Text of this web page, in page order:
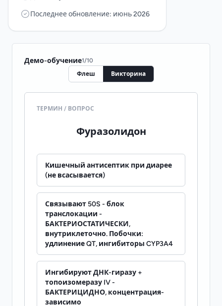
Последнее обновление: июнь 2026
Демо-обучение1/10
Флеш Викторина
ТЕРМИН / ВОПРОС
Фуразолидон
Кишечный антисептик при диарее
(не всасывается)
Связывают 50S - блок
транслокации -
БАКТЕРИОСТАТИЧЕСКИ,
внутриклеточно. Побочки:
удлинение QT, ингибиторы CYP3A4
Ингибируют ДНК-гиразу +
топоизомеразу IV -
БАКТЕРИЦИДНО, концентрация-
зависимо